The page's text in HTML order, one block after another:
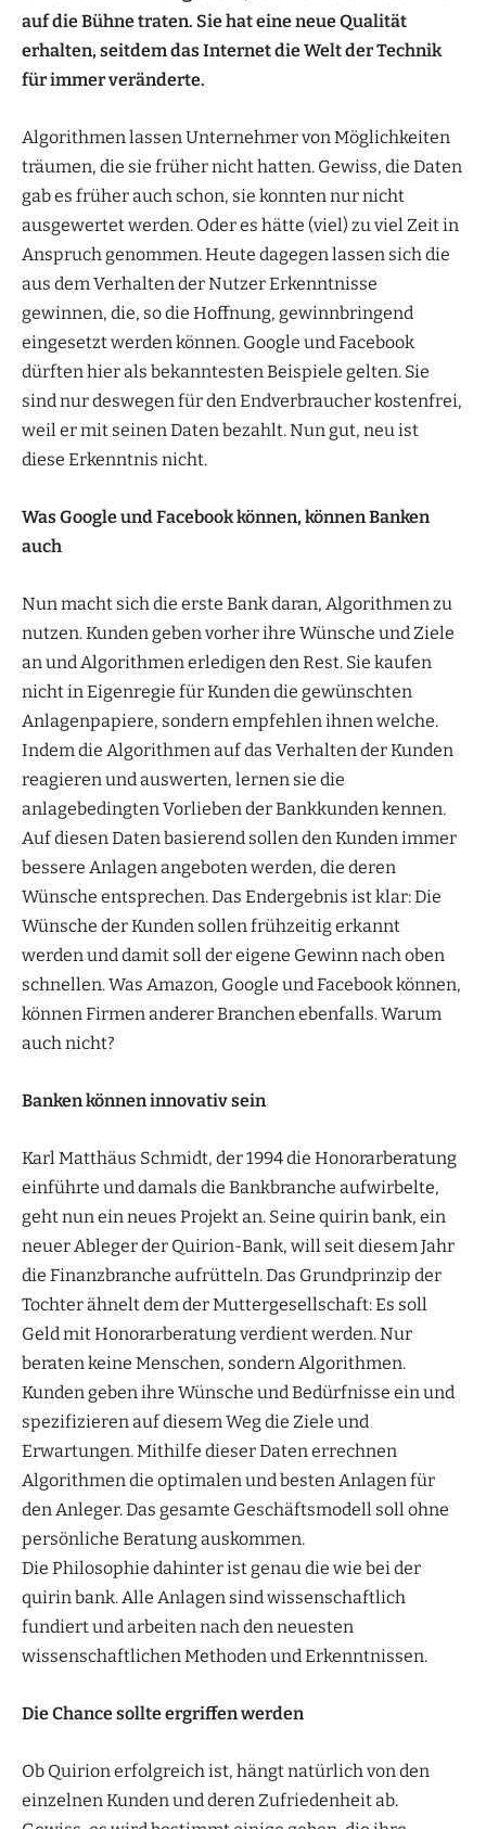
auf die Bühne traten. Sie hat eine neue Qualität
erhalten, seitdem das Internet die Welt der Technik
für immer veränderte.
Algorithmen lassen Unternehmer von Möglichkeiten
träumen, die sie früher nicht hatten. Gewiss, die Daten
gab es früher auch schon, sie konnten nur nicht
ausgewertet werden. Oder es hätte (viel) zu viel Zeit in
Anspruch genommen. Heute dagegen lassen sich die
aus dem Verhalten der Nutzer Erkenntnisse
gewinnen, die, so die Hoffnung, gewinnbringend
eingesetzt werden können. Google und Facebook
dürften hier als bekanntesten Beispiele gelten. Sie
sind nur deswegen für den Endverbraucher kostenfrei,
weil er mit seinen Daten bezahlt. Nun gut, neu ist
diese Erkenntnis nicht.
Was Google und Facebook können, können Banken
auch
Nun macht sich die erste Bank daran, Algorithmen zu
nutzen. Kunden geben vorher ihre Wünsche und Ziele
an und Algorithmen erledigen den Rest. Sie kaufen
nicht in Eigenregie für Kunden die gewünschten
Anlagenpapiere, sondern empfehlen ihnen welche.
Indem die Algorithmen auf das Verhalten der Kunden
reagieren und auswerten, lernen sie die
anlagebedingten Vorlieben der Bankkunden kennen.
Auf diesen Daten basierend sollen den Kunden immer
bessere Anlagen angeboten werden, die deren
Wünsche entsprechen. Das Endergebnis ist klar: Die
Wünsche der Kunden sollen frühzeitig erkannt
werden und damit soll der eigene Gewinn nach oben
schnellen. Was Amazon, Google und Facebook können,
können Firmen anderer Branchen ebenfalls. Warum
auch nicht?
Banken können innovativ sein
Karl Matthäus Schmidt, der 1994 die Honorarberatung
einführte und damals die Bankbranche aufwirbelte,
geht nun ein neues Projekt an. Seine quirin bank, ein
neuer Ableger der Quirion-Bank, will seit diesem Jahr
die Finanzbranche aufrütteln. Das Grundprinzip der
Tochter ähnelt dem der Muttergesellschaft: Es soll
Geld mit Honorarberatung verdient werden. Nur
beraten keine Menschen, sondern Algorithmen.
Kunden geben ihre Wünsche und Bedürfnisse ein und
spezifizieren auf diesem Weg die Ziele und
Erwartungen. Mithilfe dieser Daten errechnen
Algorithmen die optimalen und besten Anlagen für
den Anleger. Das gesamte Geschäftsmodell soll ohne
persönliche Beratung auskommen.
Die Philosophie dahinter ist genau die wie bei der
quirin bank. Alle Anlagen sind wissenschaftlich
fundiert und arbeiten nach den neuesten
wissenschaftlichen Methoden und Erkenntnissen.
Die Chance sollte ergriffen werden
Ob Quirion erfolgreich ist, hängt natürlich von den
einzelnen Kunden und deren Zufriedenheit ab.